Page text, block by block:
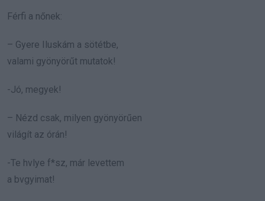
Férfi a nőnek:
– Gyere Iluskám a sötétbe,
valami gyönyörűt mutatok!
-Jó, megyek!
– Nézd csak, milyen gyönyörűen
világít az órán!
-Te hvlye f*sz, már levettem
a bvgyimat!